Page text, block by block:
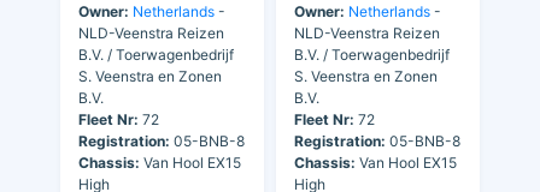
Owner: Netherlands -
NLD-Veenstra Reizen
B.V. / Toerwagenbedrijf
S. Veenstra en Zonen
B.V.
Fleet Nr: 72
Registration: 05-BNB-8
Chassis: Van Hool EX15
High
Owner: Netherlands -
NLD-Veenstra Reizen
B.V. / Toerwagenbedrijf
S. Veenstra en Zonen
B.V.
Fleet Nr: 72
Registration: 05-BNB-8
Chassis: Van Hool EX15
High